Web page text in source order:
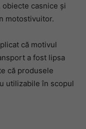
casnice și
motostivuitor.
că motivul
a fost lipsa
că produsele
utilizabile în scopul